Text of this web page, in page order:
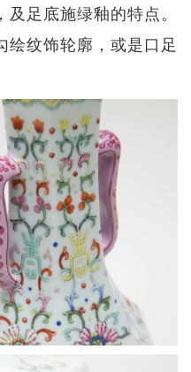
足底施绿釉的特点。
纹饰轮廓，或是口足